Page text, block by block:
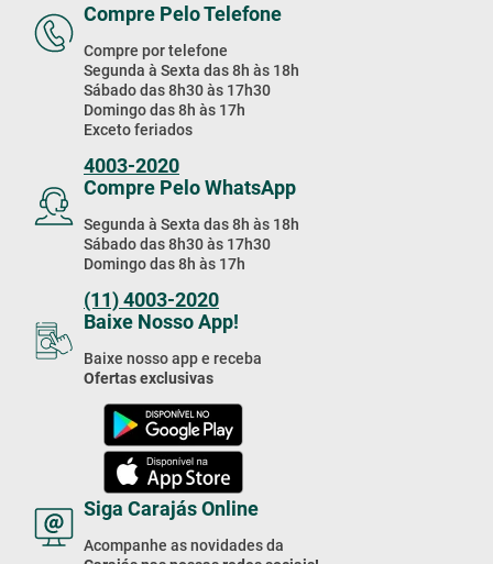
Compre Pelo Telefone
Compre por telefone
Segunda à Sexta das 8h às 18h
Sábado das 8h30 às 17h30
Domingo das 8h às 17h
Exceto feriados
4003-2020
Compre Pelo WhatsApp
Segunda à Sexta das 8h às 18h
Sábado das 8h30 às 17h30
Domingo das 8h às 17h
(11) 4003-2020
Baixe Nosso App!
Baixe nosso app e receba
Ofertas exclusivas
Siga Carajás Online
Acompanhe as novidades da